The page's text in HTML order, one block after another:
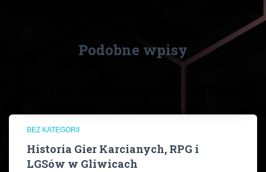
Podobne wpisy
BEZ KATEGORII
Historia Gier Karcianych, RPG i
LGSów w Gliwicach